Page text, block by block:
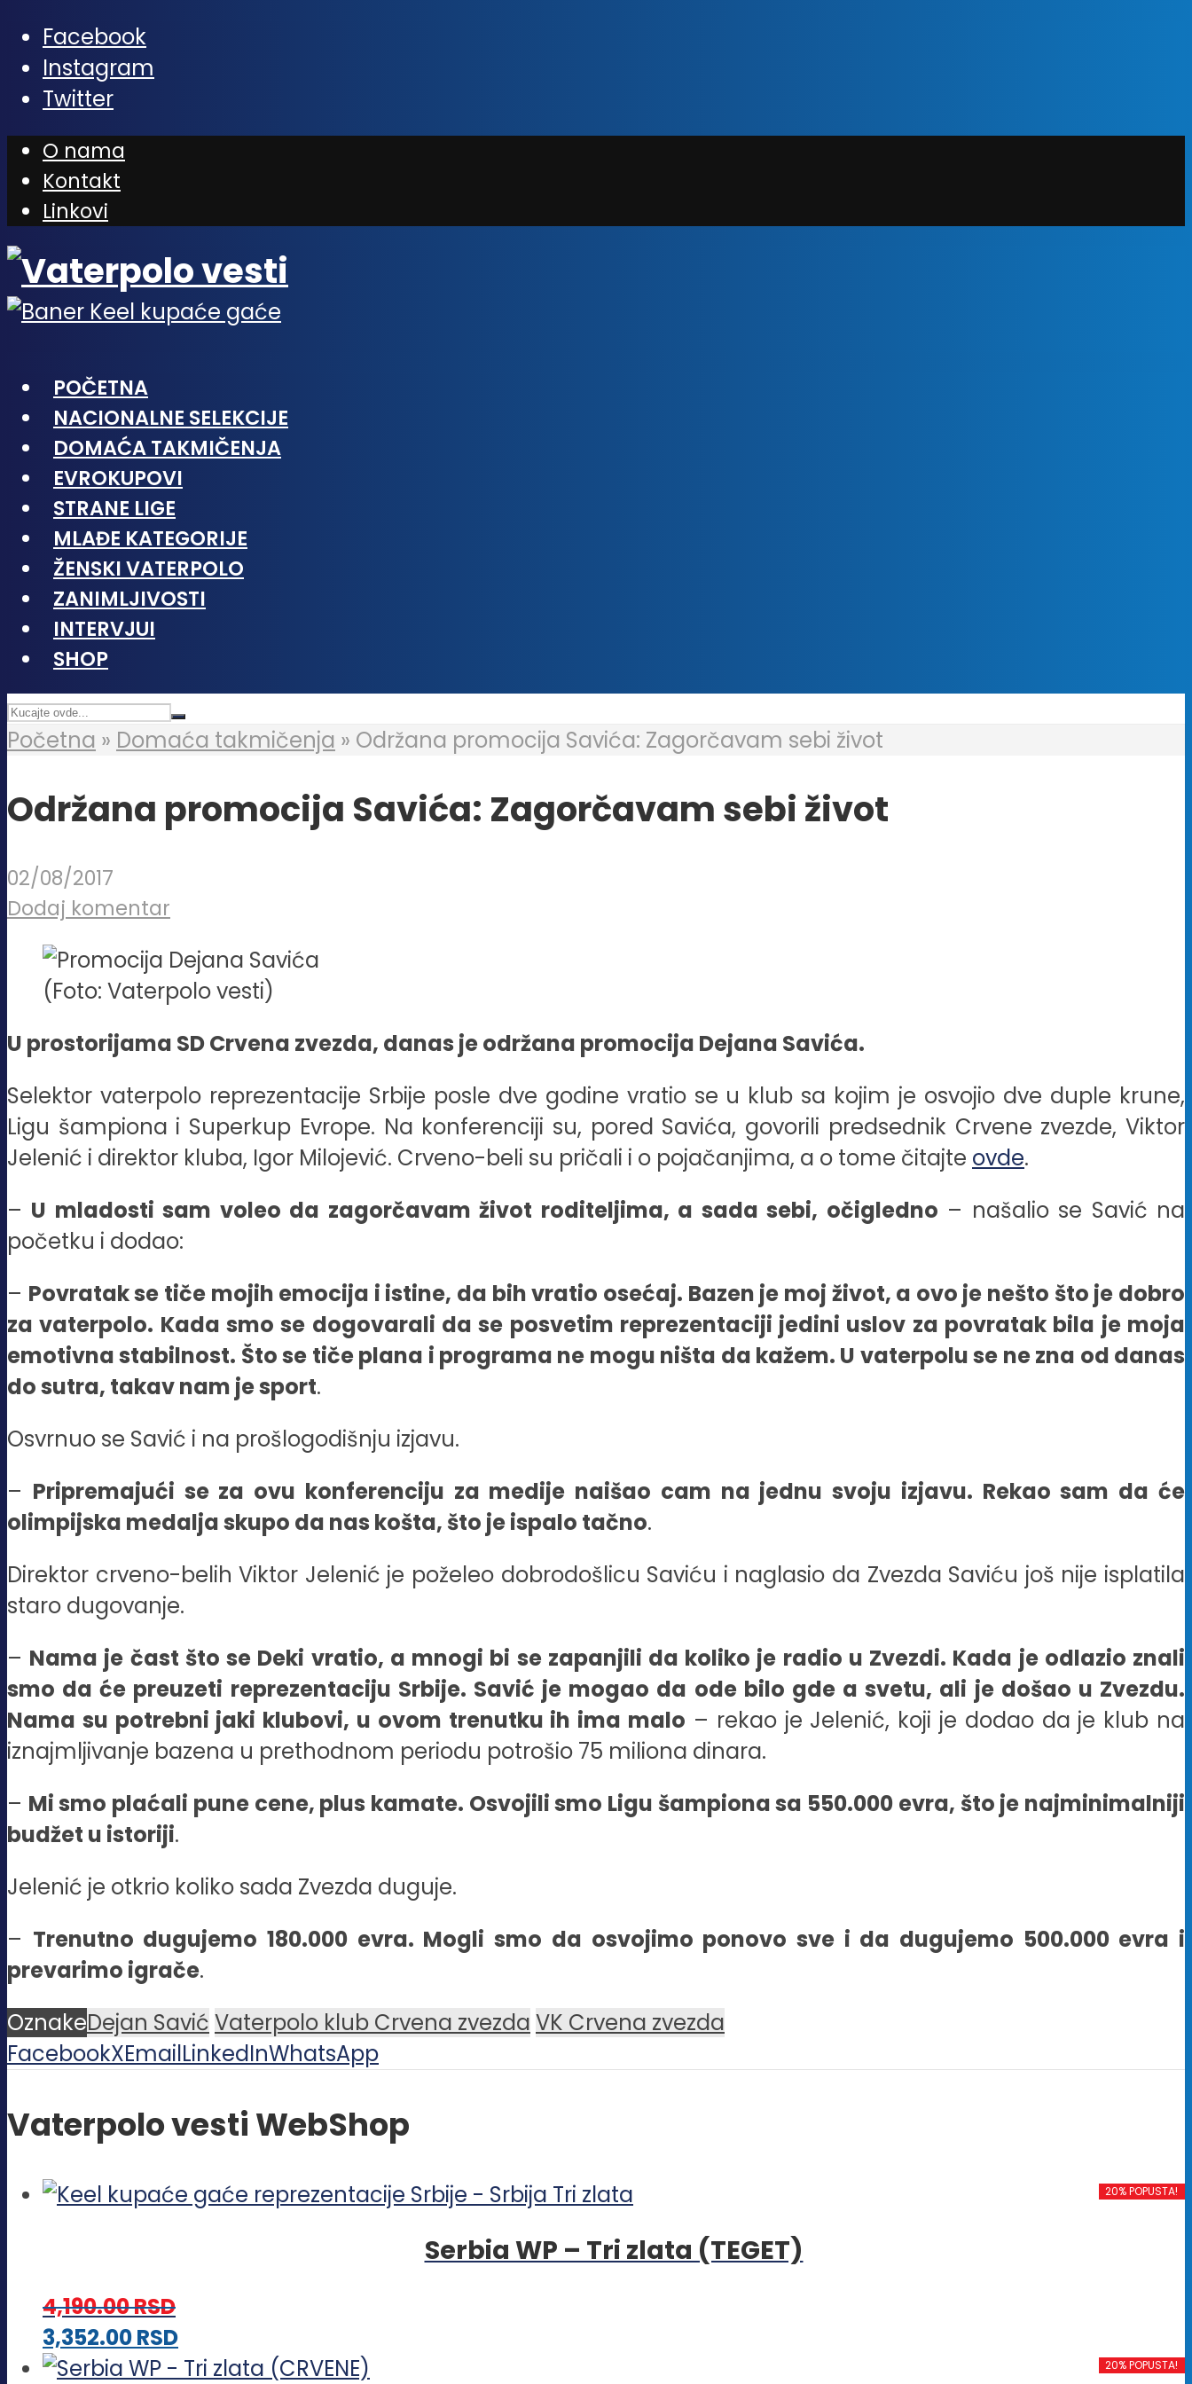
Facebook
Instagram
Twitter
O nama
Kontakt
Linkovi
POČETNA
NACIONALNE SELEKCIJE
DOMAĆA TAKMIČENJA
EVROKUPOVI
STRANE LIGE
MLAĐE KATEGORIJE
ŽENSKI VATERPOLO
ZANIMLJIVOSTI
INTERVJUI
SHOP
Početna » Domaća takmičenja » Održana promocija Savića: Zagorčavam sebi život
Održana promocija Savića: Zagorčavam sebi život
02/08/2017
Dodaj komentar
(Foto: Vaterpolo vesti)
U prostorijama SD Crvena zvezda, danas je održana promocija Dejana Savića.
Selektor vaterpolo reprezentacije Srbije posle dve godine vratio se u klub sa kojim je osvojio dve duple krune,
Ligu šampiona i Superkup Evrope. Na konferenciji su, pored Savića, govorili predsednik Crvene zvezde, Viktor
Jelenić i direktor kluba, Igor Milojević. Crveno-beli su pričali i o pojačanjima, a o tome čitajte ovde.
– U mladosti sam voleo da zagorčavam život roditeljima, a sada sebi, očigledno – našalio se Savić na
početku i dodao:
– Povratak se tiče mojih emocija i istine, da bih vratio osećaj. Bazen je moj život, a ovo je nešto što je dobro
za vaterpolo. Kada smo se dogovarali da se posvetim reprezentaciji jedini uslov za povratak bila je moja
emotivna stabilnost. Što se tiče plana i programa ne mogu ništa da kažem. U vaterpolu se ne zna od danas
do sutra, takav nam je sport.
Osvrnuo se Savić i na prošlogodišnju izjavu.
– Pripremajući se za ovu konferenciju za medije naišao cam na jednu svoju izjavu. Rekao sam da će
olimpijska medalja skupo da nas košta, što je ispalo tačno.
Direktor crveno-belih Viktor Jelenić je poželeo dobrodošlicu Saviću i naglasio da Zvezda Saviću još nije isplatila
staro dugovanje.
– Nama je čast što se Deki vratio, a mnogi bi se zapanjili da koliko je radio u Zvezdi. Kada je odlazio znali
smo da će preuzeti reprezentaciju Srbije. Savić je mogao da ode bilo gde a svetu, ali je došao u Zvezdu.
Nama su potrebni jaki klubovi, u ovom trenutku ih ima malo – rekao je Jelenić, koji je dodao da je klub na
iznajmljivanje bazena u prethodnom periodu potrošio 75 miliona dinara.
– Mi smo plaćali pune cene, plus kamate. Osvojili smo Ligu šampiona sa 550.000 evra, što je najminimalniji
budžet u istoriji.
Jelenić je otkrio koliko sada Zvezda duguje.
– Trenutno dugujemo 180.000 evra. Mogli smo da osvojimo ponovo sve i da dugujemo 500.000 evra i
prevarimo igrače.
OznakeDejan Savić Vaterpolo klub Crvena zvezda VK Crvena zvezda
FacebookXEmailLinkedInWhatsApp
Vaterpolo vesti WebShop
20% POPUSTA!
Serbia WP – Tri zlata (TEGET)
4,190.00RSD
3,352.00RSDOvaj
proizvod
20% POPUSTA!